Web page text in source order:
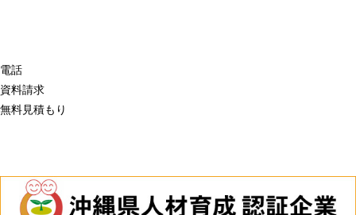
電話
資料請求
無料見積もり